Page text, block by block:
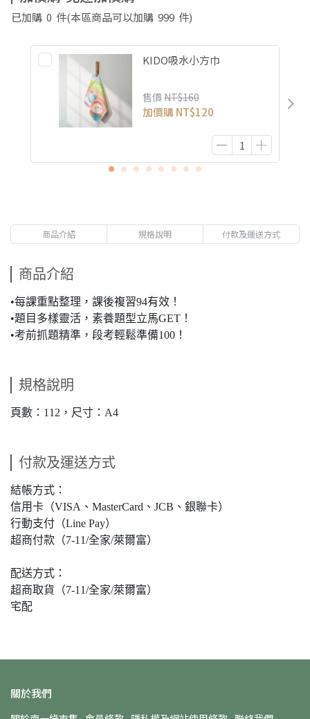
已加購 0 件(本區商品可以加購 999 件)
KIDO吸水小方巾
售價 NT$160
加價購NT$120
商品介紹 規格說明 付款及運送方式
商品介紹
•每課重點整理，課後複習94有效！
•題目多樣靈活，素養題型立馬GET！
•考前抓題精準，段考輕鬆準備100！
規格說明
頁數：112，尺寸：A4
付款及運送方式
結帳方式：
信用卡（VISA、MasterCard、JCB、銀聯卡）
行動支付（Line Pay）
超商付款（7-11/全家/萊爾富）
配送方式：
超商取貨（7-11/全家/萊爾富）
宅配
關於我們